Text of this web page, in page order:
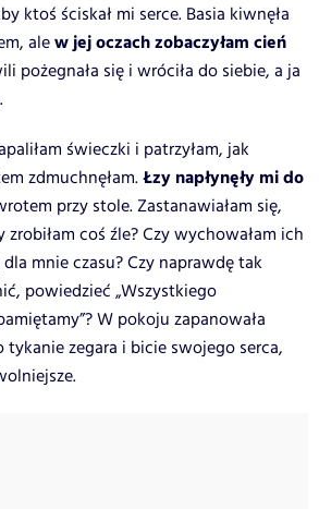
ktoś ściskał mi serce. Basia kiwnęła
alew jej oczach zobaczyłam cień
pożegnała się i wróciła do siebie, a ja
świeczki i patrzyłam, jak
zdmuchnęłam.Łzy napłynęły mi do
przy stole.Zastanawiałam się,
coś źle? Czy wychowałam ich
mnie czasu? Czy naprawdę tak
powiedzieć „Wszystkiego
W pokoju zapanowała
tykanie zegara i bicie swojego serca,